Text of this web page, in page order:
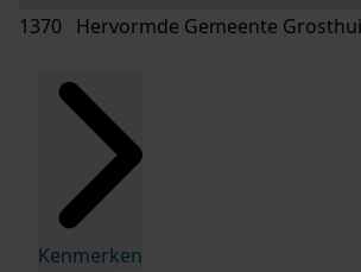
1370 Hervormde Gemeente
Kenmerken